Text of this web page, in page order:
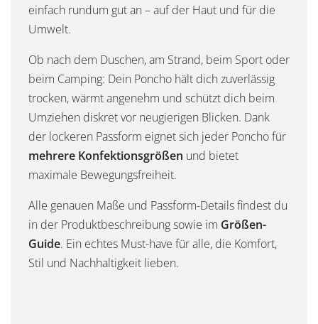
einfach rundum gut an – auf der Haut und für die
Umwelt.
Ob nach dem Duschen, am Strand, beim Sport oder
beim Camping: Dein Poncho hält dich zuverlässig
trocken, wärmt angenehm und schützt dich beim
Umziehen diskret vor neugierigen Blicken. Dank
der lockeren Passform eignet sich jeder Poncho für
mehrere Konfektionsgrößen und bietet
maximale Bewegungsfreiheit.
Alle genauen Maße und Passform-Details findest du
in der Produktbeschreibung sowie im Größen-
Guide. Ein echtes Must-have für alle, die Komfort,
Stil und Nachhaltigkeit lieben.